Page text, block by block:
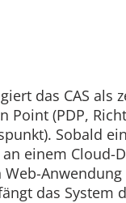
das CAS als
Point (PDP,
Sobald
einem Cloud-
Anwendung
das System